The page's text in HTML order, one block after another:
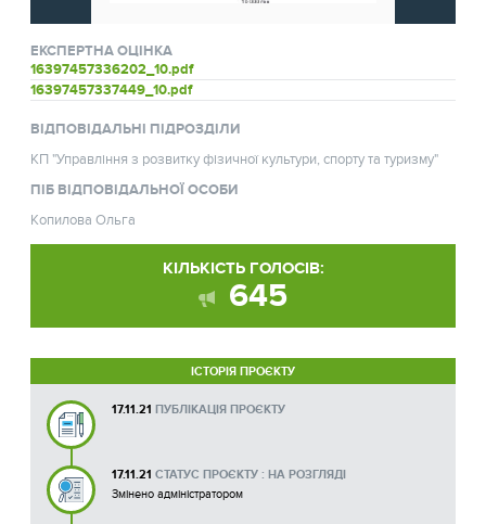
ЕКСПЕРТНА ОЦІНКА
16397457336202_10.pdf
16397457337449_10.pdf
ВІДПОВІДАЛЬНІ ПІДРОЗДІЛИ
КП "Управління з розвитку фізичної культури, спорту та туризму"
ПІБ ВІДПОВІДАЛЬНОЇ ОСОБИ
Копилова Ольга
КІЛЬКІСТЬ ГОЛОСІВ:
645
ІСТОРІЯ ПРОЄКТУ
17.11.21 ПУБЛІКАЦІЯ ПРОЄКТУ
17.11.21 СТАТУС ПРОЄКТУ : НА РОЗГЛЯДІ
Змінено адміністратором